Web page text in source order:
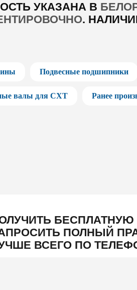
УКАЗАНА В
.
Подвесные подшипники
валы для СХТ Ранее
ПОЛНЫЙ
ВСЕГО ПО